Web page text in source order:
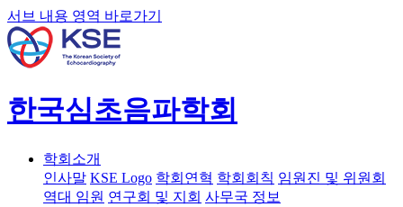
서브 내용 영역 바로가기
한국심초음파학회
학회소개
인사말 KSE Logo 학회연혁 학회회칙 임원진 및 위원회
역대 임원 연구회 및 지회 사무국 정보